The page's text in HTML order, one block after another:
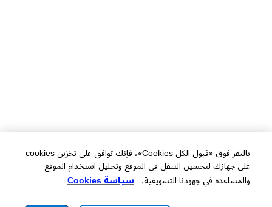
بالنقر فوق «قبول الكل Cookies»، فإنك توافق على تخزين cookies
على جهازك لتحسين التنقل في الموقع وتحليل استخدام الموقع
والمساعدة في جهودنا التسويقية. سياسة Cookies